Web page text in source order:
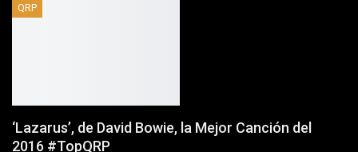
QRP
‘Lazarus’, de David Bowie, la Mejor Canción del
2016 #TopQRP